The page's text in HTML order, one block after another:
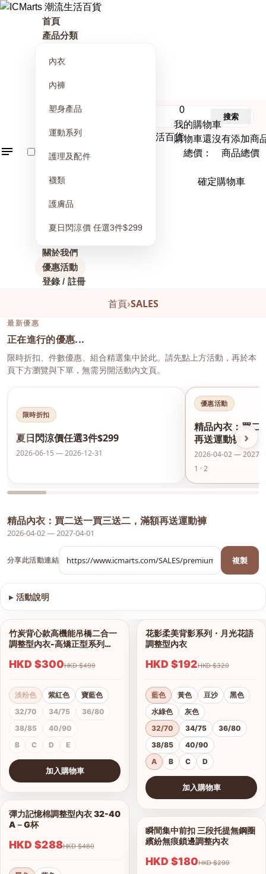
首頁
產品分類
內衣
內褲
塑身產品
運動系列
護理及配件
襪類
護膚品
夏日閃涼價 任選3件$299
關於我們
優惠活動
登錄 / 註冊
0
我的購物車
購物車還沒有添加商
總價： 商品總價
確定購物車
搜索
首頁›SALES
最新優惠
正在進行的優惠...
限時折扣、件數優惠、組合精選集中於此。請先點上方活動，再於本
頁下方瀏覽與下單，無需另開活動內文頁。
‹ ›
限時折扣
夏日閃涼價任選3件$299
2026-06-15 — 2026-12-31
優惠活動
精品內衣：買二
再送運動褲
2026-04-02 — 2027-
1 · 2
精品內衣：買二送一買三送二，滿額再送運動褲
2026-04-02 — 2027-04-01
分享此活動連結 複製
▸ 活動說明
1/13
查看圖片
竹炭背心款高機能吊橋二合一
調整型內衣-高矯正型系列
HKD $300 HKD $499
淡粉色 紫紅色
寶藍色
32/70
34/75
36/80
38/85
40/90
B
C D E
加入購物車
1/18
查看圖片
彈力記憶棉調整型內衣 32-40
A－G杯
HKD $288 HKD $480
1/18
花影柔美背影系列・月光花語
調整型內衣
HKD $192 HKD $320
藍色 黃色 豆沙
黑色
水綠色
灰色
32/70
34/75
36/80
38/85
40/90
A
B C D
加入購物車
1/9
查看圖片
瞬間集中前扣 三段托提無鋼圈
繽紛無痕鎖邊調整內衣
HKD $180 HKD $299